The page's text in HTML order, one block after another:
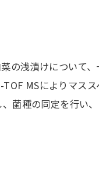
の浅漬けについて
MSによりマス
菌種の同定を行い